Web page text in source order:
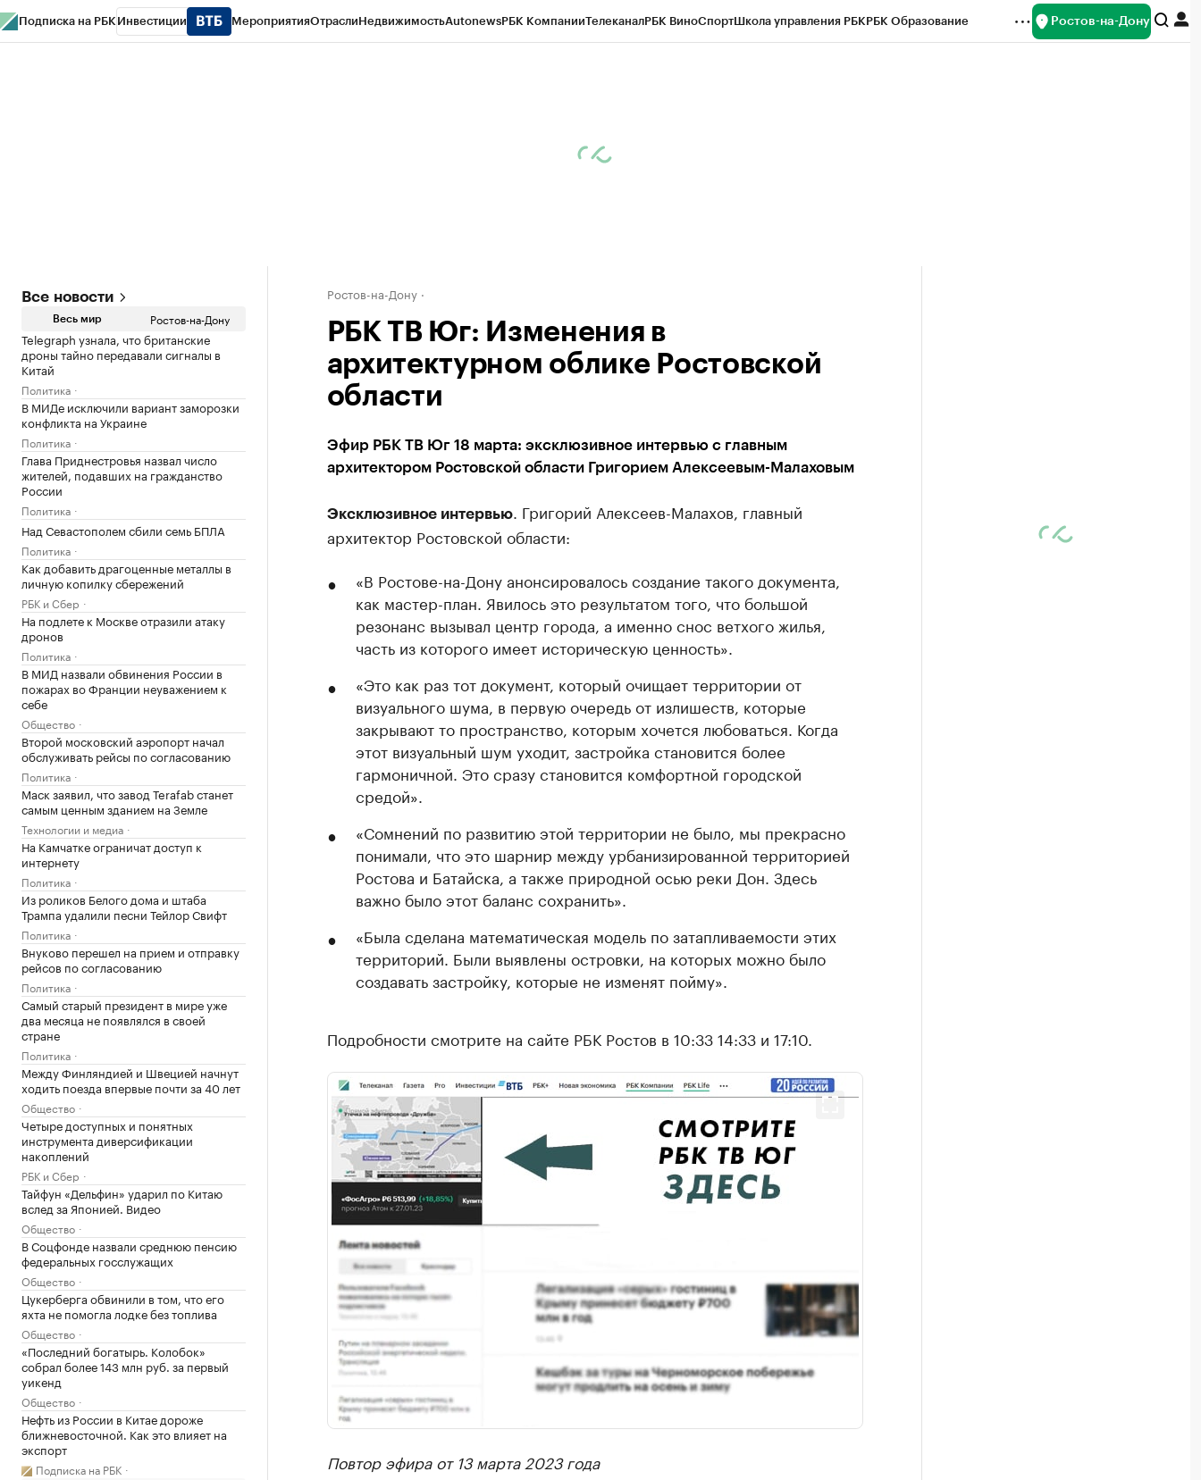
Подписка на РБК Инвестиции МероприятияОтраслиНедвижимостьAutonewsРБК КомпанииТелеканалРБК ВиноСпортШкола управления РБКРБК Образование Ростов-на-Дону
Все новости
Весь мир Ростов-на-Дону
Telegraph узнала, что британские
дроны тайно передавали сигналы в
Китай
Политика
В МИДе исключили вариант заморозки
конфликта на Украине
Политика
Глава Приднестровья назвал число
жителей, подавших на гражданство
России
Политика
Над Севастополем сбили семь БПЛА
Политика
Как добавить драгоценные металлы в
личную копилку сбережений
РБК и Сбер
На подлете к Москве отразили атаку
дронов
Политика
В МИД назвали обвинения России в
пожарах во Франции неуважением к
себе
Общество
Второй московский аэропорт начал
обслуживать рейсы по согласованию
Политика
Маск заявил, что завод Terafab станет
самым ценным зданием на Земле
Технологии и медиа
На Камчатке ограничат доступ к
интернету
Политика
Из роликов Белого дома и штаба
Трампа удалили песни Тейлор Свифт
Политика
Внуково перешел на прием и отправку
рейсов по согласованию
Политика
Самый старый президент в мире уже
два месяца не появлялся в своей
стране
Политика
Между Финляндией и Швецией начнут
ходить поезда впервые почти за 40 лет
Общество
Четыре доступных и понятных
инструмента диверсификации
накоплений
РБК и Сбер
Тайфун «Дельфин» ударил по Китаю
вслед за Японией. Видео
Общество
В Соцфонде назвали среднюю пенсию
федеральных госслужащих
Общество
Цукерберга обвинили в том, что его
яхта не помогла лодке без топлива
Общество
«Последний богатырь. Колобок»
собрал более 143 млн руб. за первый
уикенд
Общество
Нефть из России в Китае дороже
ближневосточной. Как это влияет на
экспорт
Подписка на РБК
Ростов-на-Дону
РБК ТВ Юг: Изменения в
архитектурном облике Ростовской
области
Эфир РБК ТВ Юг 18 марта: эксклюзивное интервью с главным
архитектором Ростовской области Григорием Алексеевым-Малаховым
Эксклюзивное интервью. Григорий Алексеев-Малахов, главный
архитектор Ростовской области:
«В Ростове-на-Дону анонсировалось создание такого документа,
как мастер-план. Явилось это результатом того, что большой
резонанс вызывал центр города, а именно снос ветхого жилья,
часть из которого имеет историческую ценность».
«Это как раз тот документ, который очищает территории от
визуального шума, в первую очередь от излишеств, которые
закрывают то пространство, которым хочется любоваться. Когда
этот визуальный шум уходит, застройка становится более
гармоничной. Это сразу становится комфортной городской
средой».
«Сомнений по развитию этой территории не было, мы прекрасно
понимали, что это шарнир между урбанизированной территорией
Ростова и Батайска, а также природной осью реки Дон. Здесь
важно было этот баланс сохранить».
«Была сделана математическая модель по затапливаемости этих
территорий. Были выявлены островки, на которых можно было
создавать застройку, которые не изменят пойму».
Подробности смотрите на сайте РБК Ростов в 10:33 14:33 и 17:10.
Повтор эфира от 13 марта 2023 года